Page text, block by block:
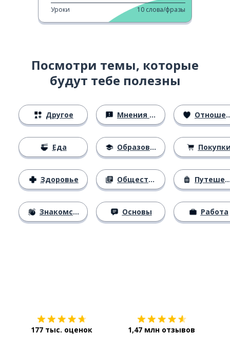
Уроки 10 слова/фразы
Посмотри темы, которые
будут тебе полезны
Другое
Еда
Здоровье
Знакомство
Мнения и убеждения
Образование
Общество
Основы
Отношения
Путешествия
Работа
177 тыс. оценок 1,47 млн отзывов